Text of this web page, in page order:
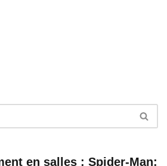
en salles : Spider-Man: